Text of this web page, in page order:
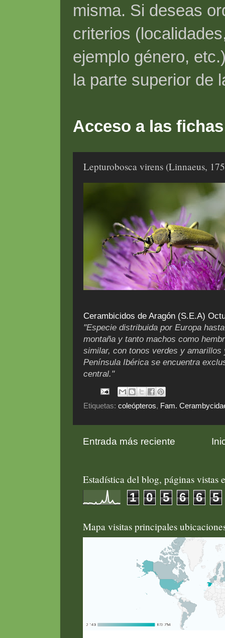
misma. Si deseas
criterios
ejemplo género,
la parte superior de
Acceso a las
Lepturobosca virens (Linnaeus,
Cerambicidos de Aragón (S.E.A)
"Especie distribuida por Europa
montaña y tanto machos como
similar, con tonos verdes y amarillos
Península Ibérica se encuentra
central."
Etiquetas: coleópteros, Fam.
Entrada más reciente
Estadística del blog, páginas vistas
1 0 5 6 6 5
Mapa visitas principales